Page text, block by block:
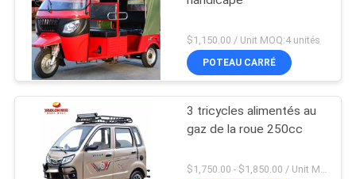
$1,150.00 / Unit MOQ:4 unités
POTEAU CARRÉ
3 tricycles alimentés au
gaz de la roue 250cc